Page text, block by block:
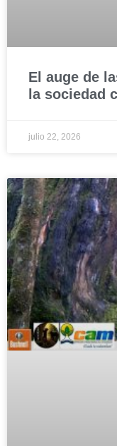
El auge de
la sociedad
julio 22, 2026